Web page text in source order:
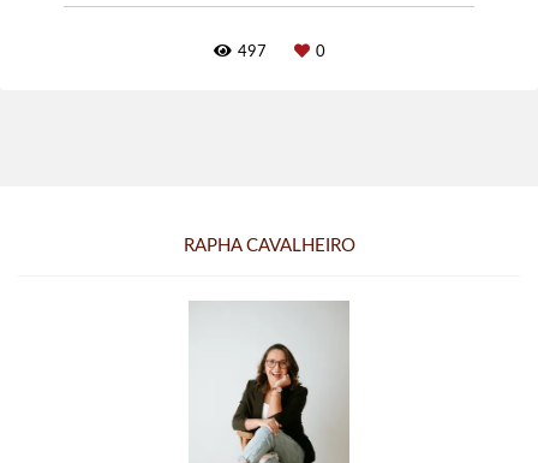
497 0
RAPHA CAVALHEIRO